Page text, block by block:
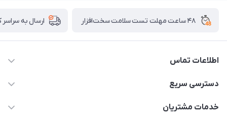
۴۸ ساعت مهلت تست سلامت سخت‌افزار ارسال به
اطلاعات تماس
02122913967
دسترسی سریع
لیست محصولات
خدمات مشتریان